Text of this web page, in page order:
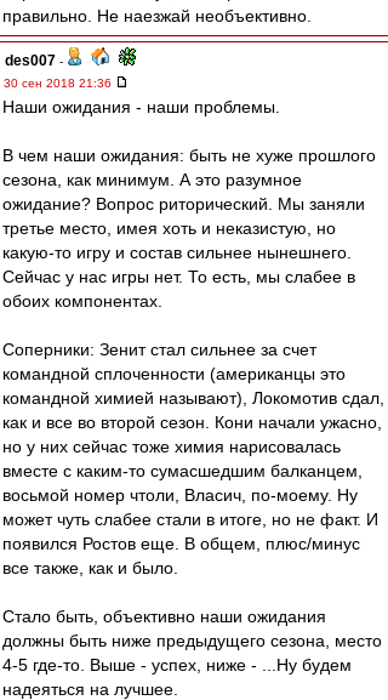
правильно. Не наезжай необъективно.
des007 -
30 сен 2018 21:36
Наши ожидания - наши проблемы.
В чем наши ожидания: быть не хуже прошлого
сезона, как минимум. А это разумное
ожидание? Вопрос риторический. Мы заняли
третье место, имея хоть и неказистую, но
какую-то игру и состав сильнее нынешнего.
Сейчас у нас игры нет. То есть, мы слабее в
обоих компонентах.
Соперники: Зенит стал сильнее за счет
командной сплоченности (американцы это
командной химией называют), Локомотив сдал,
как и все во второй сезон. Кони начали ужасно,
но у них сейчас тоже химия нарисовалась
вместе с каким-то сумасшедшим балканцем,
восьмой номер чтоли, Власич, по-моему. Ну
может чуть слабее стали в итоге, но не факт. И
появился Ростов еще. В общем, плюс/минус
все также, как и было.
Стало быть, объективно наши ожидания
должны быть ниже предыдущего сезона, место
4-5 где-то. Выше - успех, ниже - ...Ну будем
надеяться на лучшее.